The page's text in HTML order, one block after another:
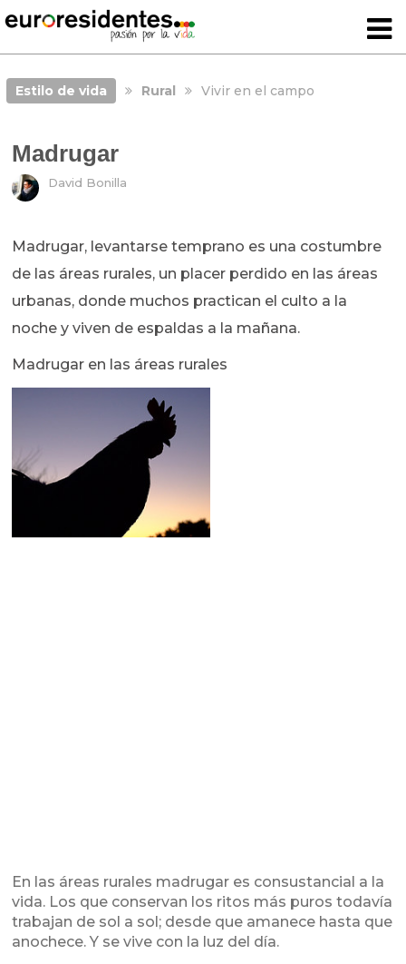
Estilo de vida Rural Vivir en el campo
Madrugar
David Bonilla
Madrugar, levantarse temprano es una costumbre
de las áreas rurales, un placer perdido en las áreas
urbanas, donde muchos practican el culto a la
noche y viven de espaldas a la mañana.
Madrugar en las áreas rurales
En las áreas rurales madrugar es consustancial a la
vida. Los que conservan los ritos más puros todavía
trabajan de sol a sol; desde que amanece hasta que
anochece. Y se vive con la luz del día.